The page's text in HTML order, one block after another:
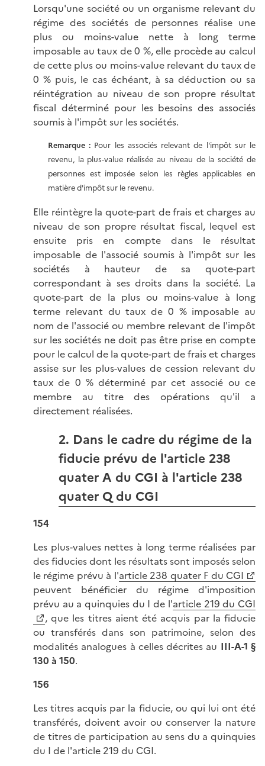
Lorsqu'une société ou un organisme relevant du
régime des sociétés de personnes réalise une
plus ou moins-value nette à long terme
imposable au taux de 0 %, elle procède au calcul
de cette plus ou moins-value relevant du taux de
0 % puis, le cas échéant, à sa déduction ou sa
réintégration au niveau de son propre résultat
fiscal déterminé pour les besoins des associés
soumis à l'impôt sur les sociétés.
Remarque : Pour les associés relevant de l'impôt sur le
revenu, la plus-value réalisée au niveau de la société de
personnes est imposée selon les règles applicables en
matière d'impôt sur le revenu.
Elle réintègre la quote-part de frais et charges au
niveau de son propre résultat fiscal, lequel est
ensuite pris en compte dans le résultat
imposable de l'associé soumis à l'impôt sur les
sociétés à hauteur de sa quote-part
correspondant à ses droits dans la société. La
quote-part de la plus ou moins-value à long
terme relevant du taux de 0 % imposable au
nom de l'associé ou membre relevant de l'impôt
sur les sociétés ne doit pas être prise en compte
pour le calcul de la quote-part de frais et charges
assise sur les plus-values de cession relevant du
taux de 0 % déterminé par cet associé ou ce
membre au titre des opérations qu'il a
directement réalisées.
2. Dans le cadre du régime de la
fiducie prévu de l'article 238
quater A du CGI à l'article 238
quater Q du CGI
154
Les plus-values nettes à long terme réalisées par
des fiducies dont les résultats sont imposés selon
le régime prévu à l'article 238 quater F du CGI
peuvent bénéficier du régime d'imposition
prévu au a quinquies du I de l'article 219 du CGI
, que les titres aient été acquis par la fiducie
ou transférés dans son patrimoine, selon des
modalités analogues à celles décrites au III-A-1 §
130 à 150.
156
Les titres acquis par la fiducie, ou qui lui ont été
transférés, doivent avoir ou conserver la nature
de titres de participation au sens du a quinquies
du I de l'article 219 du CGI.